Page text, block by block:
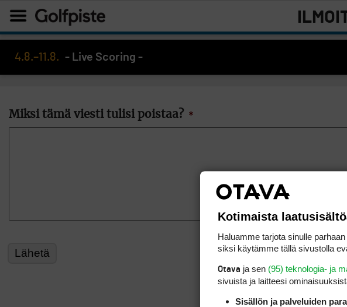
4.8.–11.8. - Live Scoring -
Miksi tämä viesti tulisi poistaa? *
Kotimaista
Haluamme tarjota sinulle
siksi käytämme tällä sivustolla
Otava ja sen (95) teknologia- ja
sivuista ja laitteesi
Sisällön ja palveluiden